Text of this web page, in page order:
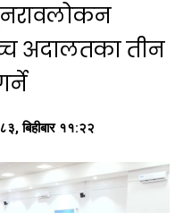
अदालतका तीन
बिहीबार ११:२२